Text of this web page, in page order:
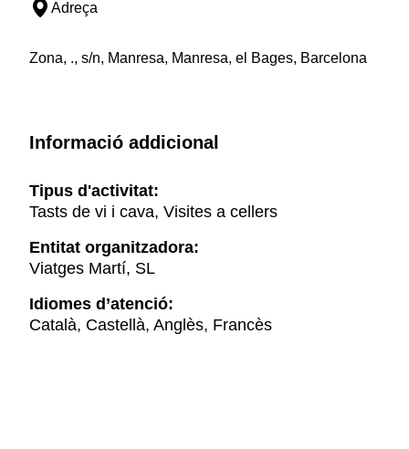
Adreça
Zona, ., s/n, Manresa, Manresa, el Bages, Barcelona
Informació addicional
Tipus d'activitat:
Tasts de vi i cava, Visites a cellers
Entitat organitzadora:
Viatges Martí, SL
Idiomes d’atenció:
Català, Castellà, Anglès, Francès